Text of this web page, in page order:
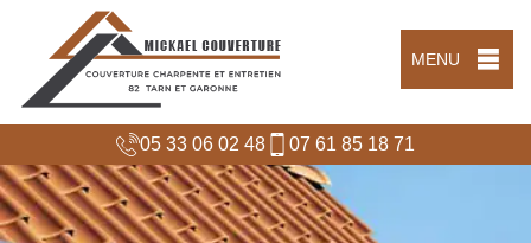
MENU
05 33 06 02 48 07 61 85 18 71